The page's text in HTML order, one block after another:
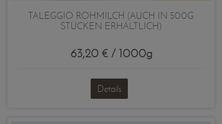
TALEGGIO ROHMILCH (AUCH IN 500G
STÜCKEN ERHÄLTLICH)
63,20 € / 1000g
Details